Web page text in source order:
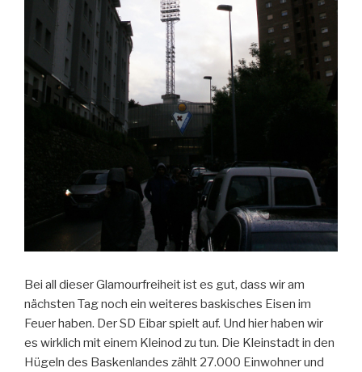
Bei all dieser Glamourfreiheit ist es gut, dass wir am
nächsten Tag noch ein weiteres baskisches Eisen im
Feuer haben. Der SD Eibar spielt auf. Und hier haben wir
es wirklich mit einem Kleinod zu tun. Die Kleinstadt in den
Hügeln des Baskenlandes zählt 27.000 Einwohner und